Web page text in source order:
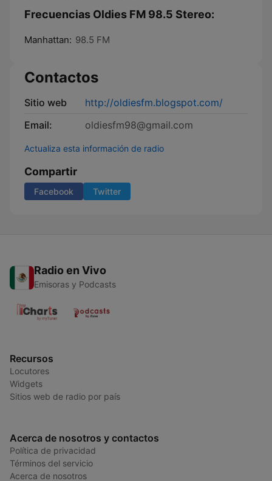
Frecuencias Oldies FM 98.5 Stereo:
Manhattan: 98.5 FM
Contactos
Sitio web
http://oldiesfm.blogspot.com/
Email:
oldiesfm98@gmail.com
Actualiza esta información de radio
Compartir
Facebook Twitter
Radio en Vivo
Emisoras y Podcasts
Recursos
Locutores
Widgets
Sitios web de radio por país
Acerca de nosotros y contactos
Política de privacidad
Términos del servicio
Acerca de nosotros